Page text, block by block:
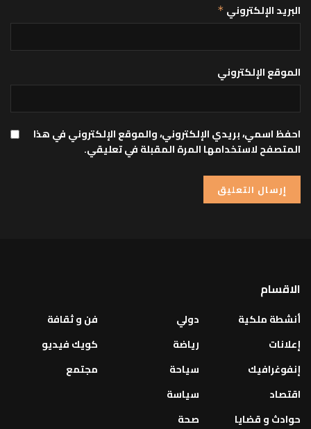
البريد الإلكتروني *
الموقع الإلكتروني
احفظ اسمي، بريدي الإلكتروني، والموقع الإلكتروني في هذا
المتصفح لاستخدامها المرة المقبلة في تعليقي.
الاقسام
أنشطة ملكية
إعلانات
إنفوغرافيك
اقتصاد
حوادث و قضايا
دولي
رياضة
سياحة
سياسة
صحة
فن و ثقافة
كويك فيديو
مجتمع